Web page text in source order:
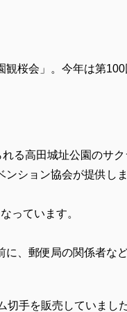
桜会」。今年は第
る高田城址公園のサ
ション協会が提供しま
っています。
、郵便局の関係者な
手を販売していました